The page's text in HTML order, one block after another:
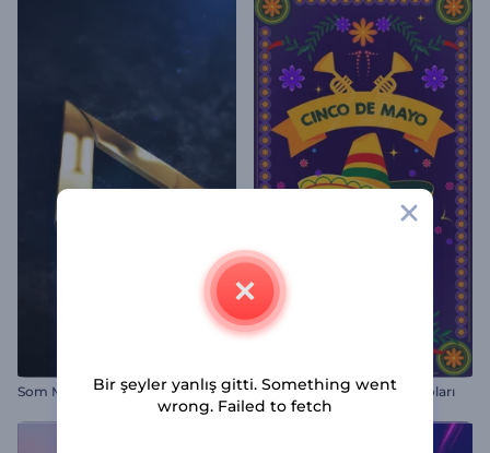
Som Metal Logo Gösterimi Cinco de Mayo Tebrik Videoları
Bir şeyler yanlış gitti. Something went
wrong. Failed to fetch